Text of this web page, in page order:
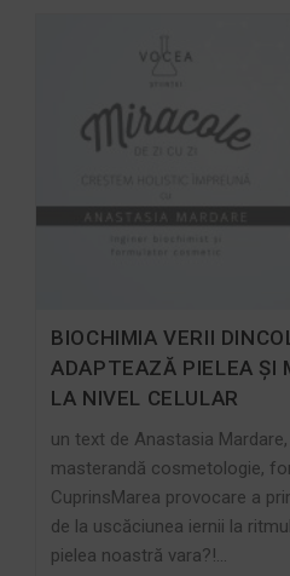
BIOCHIMIA VERII
ADAPTEAZĂ PIELEA ȘI
LA NIVEL CELULAR
un text de Anastasia
masterandă cosmetologie,
CuprinsMarea provocare a
de la uscăciunea iernii la
pielea noastră vara?!…